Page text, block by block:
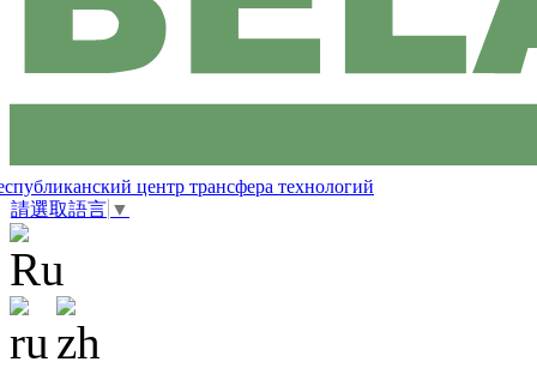
центр трансфера технологий
請選取語言 ▼